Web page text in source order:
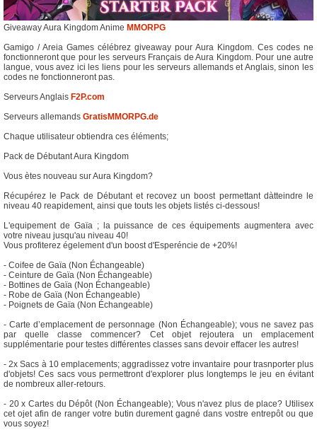
Giveaway Aura Kingdom Anime MMORPG
Gamigo / Areia Games célébrez giveaway pour Aura Kingdom. Ces codes ne
fonctionneront que pour les serveurs Français de Aura Kingdom. Pour une autre
langue, vous avez ici les liens pour les serveurs allemands et Anglais, sinon les
codes ne fonctionneront pas.
Serveurs Anglais F2P.com
Serveurs allemands GratisMMORPG.de
Chaque utilisateur obtiendra ces éléments;
Pack de Débutant Aura Kingdom
Vous ètes nouveau sur Aura Kingdom?
Récupérez le Pack de Débutant et recovez un boost permettant dàtteindre le
niveau 40 reapidement, ainsi que touts les objets listés ci-dessous!
L'equipement de Gaïa ; la puissance de ces équipements augmentera avec
votre niveau jusqu'au niveau 40!
Vous profiterez égelement d'un boost d'Esperéncie de +20%!
- Coifee de Gaïa (Non Échangeable)
- Ceinture de Gaïa (Non Échangeable)
- Bottines de Gaïa (Non Échangeable)
- Robe de Gaïa (Non Échangeable)
- Poignets de Gaïa (Non Échangeable)
- Carte d’emplacement de personnage (Non Échangeable); vous ne savez pas
par quelle classe commencer? Cet objet rejoutera un emplacement
supplémentarie pour testes différentes classes sans devoir effacer les autres!
- 2x Sacs à 10 emplacements; aggradissez votre invantaire pour trasnporter plus
d'objets! Ces sacs vous permettront d'explorer plus longtemps le jeu en évitant
de nombreux aller-retours.
- 20 x Cartes du Dépôt (Non Échangeable); Vous n'avez plus de place? Utilisex
cet ojet afin de ranger votre butin durement gagné dans vostre entrepôt ou que
vous soyez!